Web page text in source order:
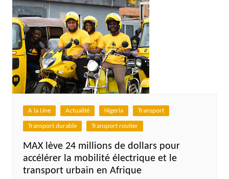
A la Une Actualité Nigeria Transport
Transport durable Transport routier
MAX lève 24 millions de dollars pour
accélérer la mobilité électrique et le
transport urbain en Afrique